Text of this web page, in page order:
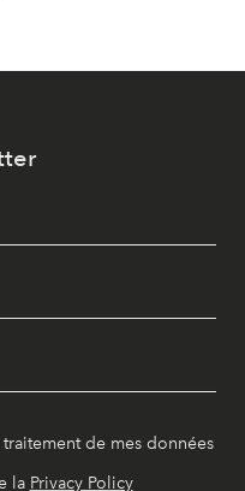
de mes données
la Privacy Policy